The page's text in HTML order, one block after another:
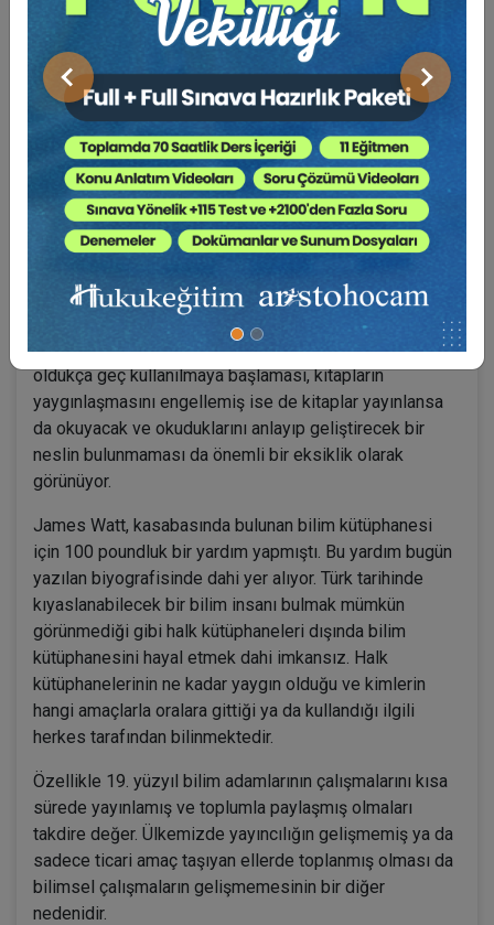
Önceki Sonraki
Michael J. Hart’ın listesinde Türk bilim insanı, düşünür
ya da komutan yoktu. Bize göre bu yaklaşım tarzı onun
önyargılı olduğunu gösteriyordu. Kanuni, İbn-i Sina,
Biruni ya da Mevlana olmadan ve üstüne üstelik Atatürk
olmadan böyle bir listeyi hazırlamak Türk ve dünya
tarihine göre haksızlıktı. Biz de bu haksızlığı bir nebze
de olsa gidermek istedik.
Türkiye’de bilimsel çalışmaların yetersiz olma
bilimsel birikimin olmaması, transfer suretiyle elde
edilen bilgi ve teknolojinin toplumun geniş kesimlerince
benimsenmemesi temel sebeplerdir. Matbaanın
oldukça geç kullanılmaya başlaması, kitapların
yaygınlaşmasını engellemiş ise de kitaplar yayınlansa
da okuyacak ve okuduklarını anlayıp geliştirecek bir
neslin bulunmaması da önemli bir eksiklik olarak
görünüyor.
James Watt, kasabasında bulunan bilim kütüphanesi
için 100 poundluk bir yardım yapmıştı. Bu yardım bugün
yazılan biyografisinde dahi yer alıyor. Türk tarihinde
kıyaslanabilecek bir bilim insanı bulmak mümkün
görünmediği gibi halk kütüphaneleri dışında bilim
kütüphanesini hayal etmek dahi imkansız. Halk
kütüphanelerinin ne kadar yaygın olduğu ve kimlerin
hangi amaçlarla oralara gittiği ya da kullandığı ilgili
herkes tarafından bilinmektedir.
Özellikle 19. yüzyıl bilim adamlarının çalışmalarını kısa
sürede yayınlamış ve toplumla paylaşmış olmaları
takdire değer. Ülkemizde yayıncılığın gelişmemiş ya da
sadece ticari amaç taşıyan ellerde toplanmış olması da
bilimsel çalışmaların gelişmemesinin bir diğer
nedenidir.